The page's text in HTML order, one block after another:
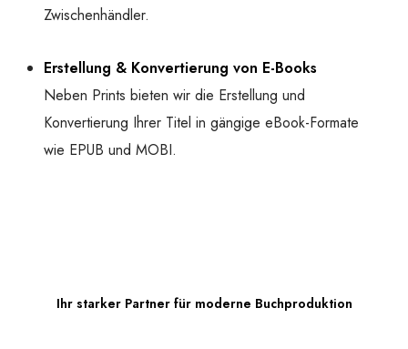
Zwischenhändler.
Erstellung & Konvertierung von E-Books
Neben Prints bieten wir die Erstellung und
Konvertierung Ihrer Titel in gängige eBook-Formate
wie EPUB und MOBI.
Ihr starker Partner für moderne Buchproduktion